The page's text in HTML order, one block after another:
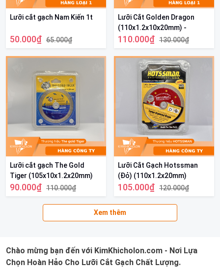
Lưỡi cắt gạch Nam Kiến 1t
50.000₫ 65.000₫
Lưỡi Cắt Golden Dragon
(110x1.2x10x20mm) -
Chuyên Cắt Gạch, Đá, Bê
110.000₫ 130.000₫
Lưỡi cắt gạch The Gold
Tiger (105x10x1.2x20mm)
90.000₫ 110.000₫
Lưỡi Cắt Gạch Hotssman
(Đỏ) (110x1.2x20mm)
105.000₫ 120.000₫
Xem thêm
Chào mừng bạn đến với KimKhicholon.com - Nơi Lựa
Chọn Hoàn Hảo Cho Lưỡi Cắt Gạch Chất Lượng.